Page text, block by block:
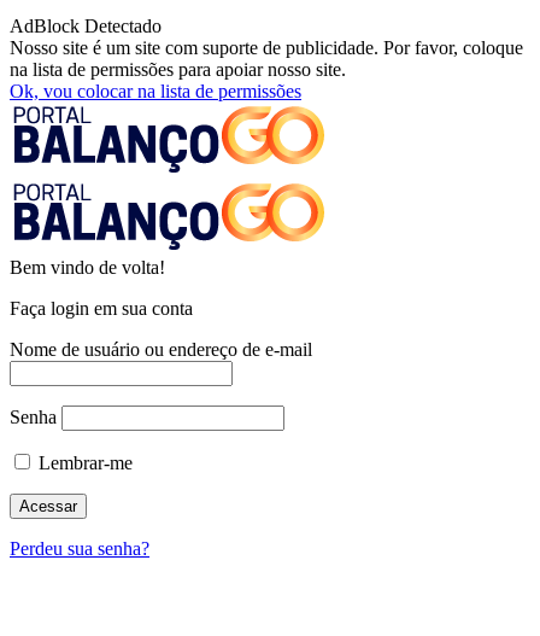
AdBlock Detectado
Nosso site é um site com suporte de publicidade. Por favor, coloque
na lista de permissões para apoiar nosso site.
Ok, vou colocar na lista de permissões
Bem vindo de volta!
Faça login em sua conta
Nome de usuário ou endereço de e-mail
Senha
Lembrar-me
Perdeu sua senha?